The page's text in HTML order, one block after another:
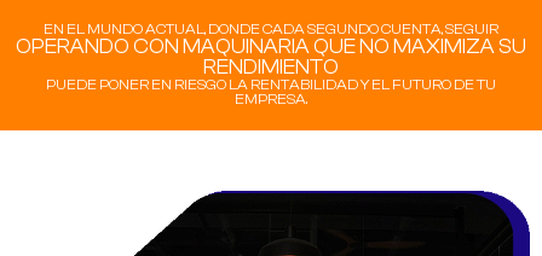
EN EL MUNDO ACTUAL, DONDE CADA SEGUNDO CUENTA, SEGUIR
OPERANDO CON MAQUINARIA QUE NO MAXIMIZA SU
RENDIMIENTO
PUEDE PONER EN RIESGO LA RENTABILIDAD Y EL FUTURO DE TU
EMPRESA.